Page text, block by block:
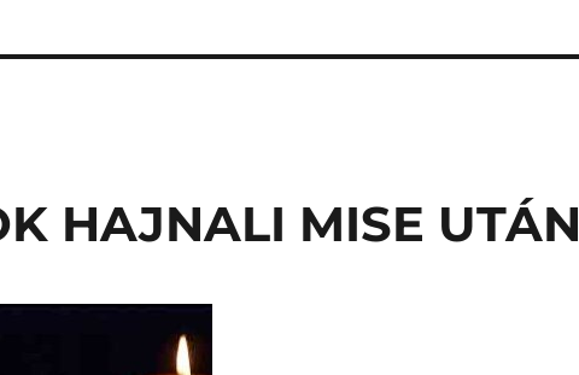
HAJNALI MISE UTÁN